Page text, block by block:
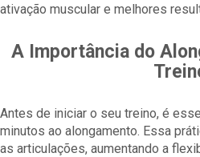
ativação muscular e melhores
A Importância do
Antes de iniciar o seu treino, é
minutos ao alongamento. Essa
as articulações, aumentando a